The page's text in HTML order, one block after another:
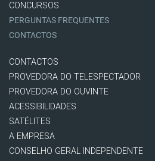
CONCURSOS
PERGUNTAS FREQUENTES
CONTACTOS
CONTACTOS
PROVEDORA DO TELESPECTADOR
PROVEDORA DO OUVINTE
ACESSIBILIDADES
SATÉLITES
A EMPRESA
CONSELHO GERAL INDEPENDENTE